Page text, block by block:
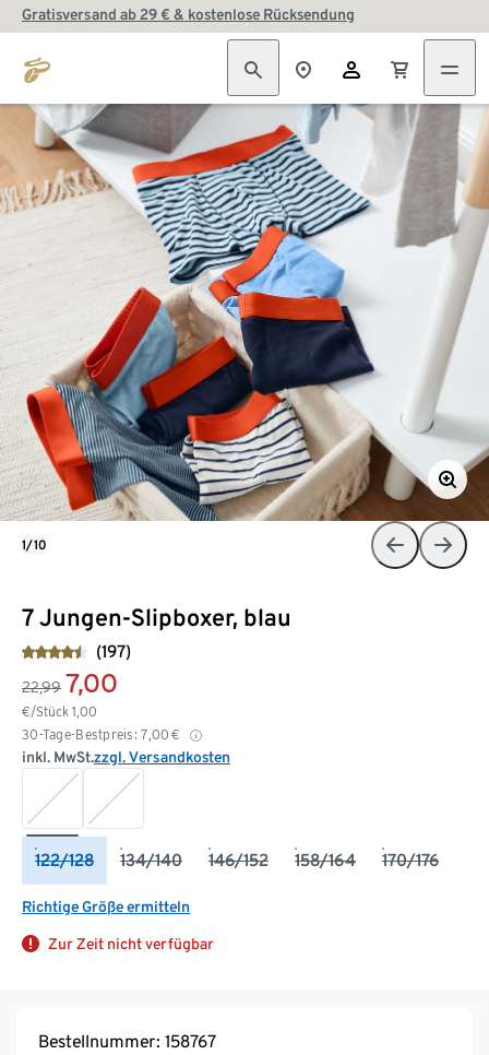
Gratisversand ab 29 € & kostenlose Rücksendung
7 Jungen-Slipboxer, blau
(197)
22,99 7,00
€/Stück 1,00
30-Tage-Bestpreis: 7,00 €
inkl. MwSt.zzgl. Versandkosten
122/128 134/140 146/152 158/164 170/176
Richtige Größe ermitteln
Zur Zeit nicht verfügbar
1/10
Bestellnummer: 158767